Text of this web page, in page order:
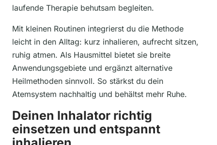
laufende Therapie behutsam begleiten.
Mit kleinen Routinen integrierst du die Methode
leicht in den Alltag: kurz inhalieren, aufrecht sitzen,
ruhig atmen. Als Hausmittel bietet sie breite
Anwendungsgebiete und ergänzt alternative
Heilmethoden sinnvoll. So stärkst du dein
Atemsystem nachhaltig und behältst mehr Ruhe.
Deinen Inhalator richtig
einsetzen und entspannt